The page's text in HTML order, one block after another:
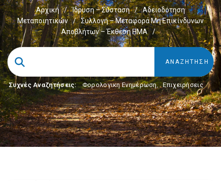
Αρχική / Ίδρυση – Σύσταση /
Αδειοδότηση
Μεταποιητικών
/
Συλλογή – Μεταφορά Μη Επικίνδυνων
Αποβλήτων – Έκθεση ΗΜΑ
/
Συχνές Αναζητήσεις: Φορολογικη Ενημέρωση, Επιχειρήσεις